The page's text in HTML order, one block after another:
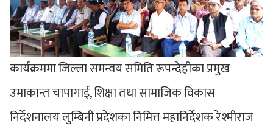
कार्यक्रममा जिल्ला समन्वय समिति रूपन्देहीका प्रमुख
उमाकान्त चापागाई, शिक्षा तथा सामाजिक विकास
निर्देशनालय लुम्बिनी प्रदेशका निमित्त महानिर्देशक रेश्मीराज